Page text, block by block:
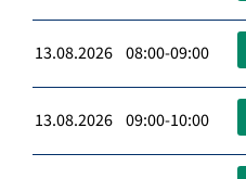
13.08.2026 08:00-09:00
13.08.2026 09:00-10:00